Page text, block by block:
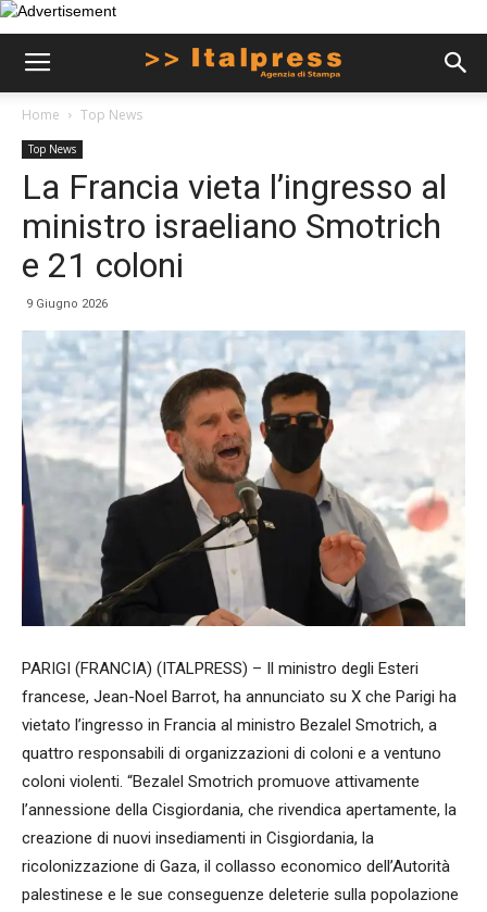
Home Top News
Top News
La Francia vieta l’ingresso al
ministro israeliano Smotrich
e 21 coloni
9 Giugno 2026
PARIGI (FRANCIA) (ITALPRESS) – Il ministro degli Esteri
francese, Jean-Noel Barrot, ha annunciato su X che Parigi ha
vietato l’ingresso in Francia al ministro Bezalel Smotrich, a
quattro responsabili di organizzazioni di coloni e a ventuno
coloni violenti. “Bezalel Smotrich promuove attivamente
l’annessione della Cisgiordania, che rivendica apertamente, la
creazione di nuovi insediamenti in Cisgiordania, la
ricolonizzazione di Gaza, il collasso economico dell’Autorità
palestinese e le sue conseguenze deleterie sulla popolazione